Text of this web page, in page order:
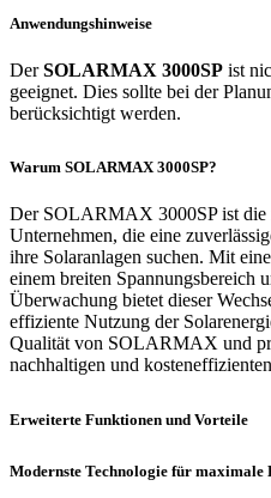
Anwendungshinweise
DerSOLARMAX 3000SP ist
geeignet. Dies sollte bei der
berücksichtigt werden.
Warum SOLARMAX 3000SP?
Der SOLARMAX 3000SP ist die
Unternehmen, die eine
ihre Solaranlagen suchen. Mit
einem breiten Spannungsbereich
Überwachung bietet dieser
effiziente Nutzung der
Qualität von SOLARMAX und
nachhaltigen und
Erweiterte Funktionen und Vorteile
Modernste Technologie für maximale